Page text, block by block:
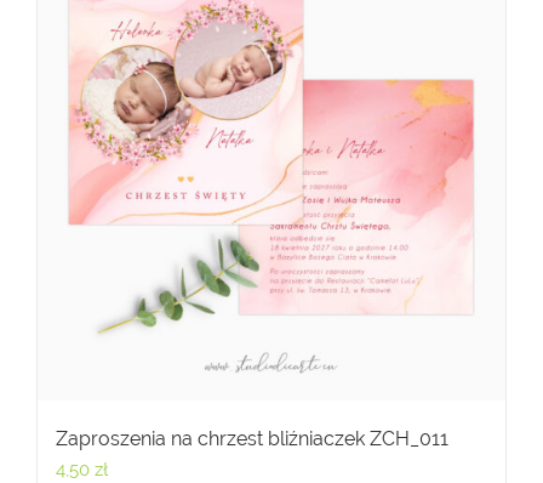
Zaproszenia na chrzest bliźniaczek ZCH_011
4,50 zł